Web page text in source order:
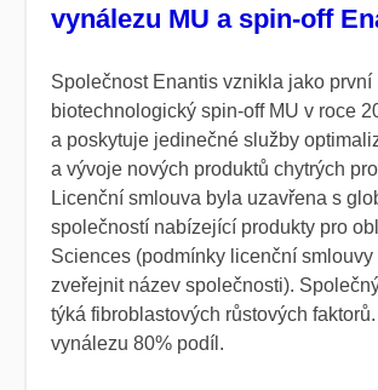
vynálezu MU a spin-off
Společnost Enantis vznikla jako první
biotechnologický spin-off MU v roce
a poskytuje jedinečné služby
a vývoje nových produktů chytrých
Licenční smlouva byla uzavřena s
společností nabízející produkty pro
Sciences (podmínky licenční
zveřejnit název společnosti).
týká fibroblastových růstových
vynálezu 80% podíl.